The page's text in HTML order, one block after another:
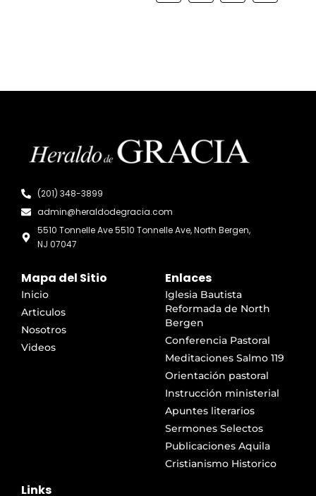
(201) 348-3899
admin@heraldodegracia.com
5510 Tonnelle Ave 5510 Tonnelle Ave, North Bergen,
NJ 07047
Mapa del Sitio
Inicio
Articulos
Nosotros
Videos
Enlaces
Iglesia Bautista
Reformada de North
Bergen
Conferencia Pastoral
Meditaciones Salmo 119
Orientación pastoral
Instrucción ministerial
Apuntes literarios
Sermones Selectos
Publicaciones Aquila
Cristianismo Historico
Links